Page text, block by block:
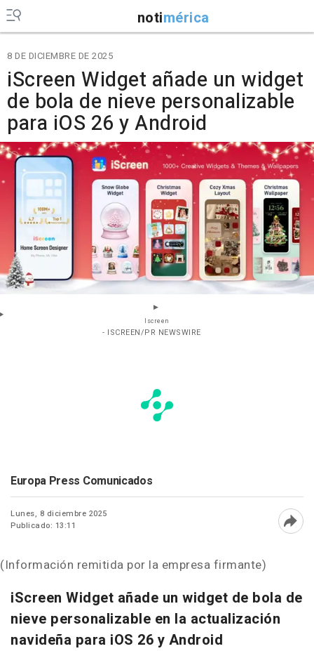
notimérica
8 DE DICIEMBRE DE 2025
iScreen Widget añade un widget
de bola de nieve personalizable
para iOS 26 y Android
Iscreen
- ISCREEN/PR NEWSWIRE
Europa Press Comunicados
Lunes, 8 diciembre 2025
Publicado: 13:11
(Información remitida por la empresa firmante)
iScreen Widget añade un widget de bola de
nieve personalizable en la actualización
navideña para iOS 26 y Android